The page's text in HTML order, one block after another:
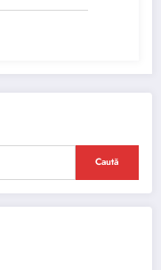
Caută